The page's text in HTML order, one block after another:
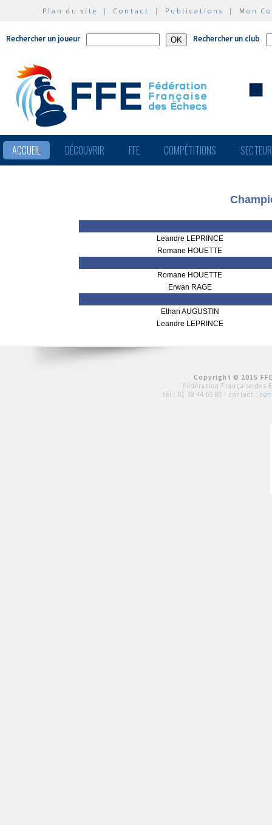
Plan du site | Contact | Publications | Mon
Rechercher un joueur Rechercher un club
ACCUEIL DÉCOUVRIR FFE COMPÉTITIONS
Leandre LEPRINCE
Romane HOUETTE
Romane HOUETTE
Erwan RAGE
Ethan AUGUSTIN
Leandre LEPRINCE
Copyright © 2015
Fédération Française des
tél : 01 39 44 65 80 | contact :